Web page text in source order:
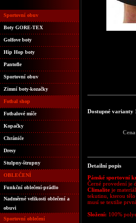
Sportovní obuv
Boty GORE-TEX
Golfove boty
Hip Hop boty
Pantofle
Sportovní obuv
Zimní boty-kozačky
Fotbal shop
Fotbalové míče
Kopačky
Chrániče
Dresy
Stulpny-štrupny
OBLEČENÍ
Funkční oblečení-prádlo
Nadměrné velikosti oblečení a
obuvi
Sportovní oblečení
Dostupné varianty
Detailní popis
Pánské sportovní
Černé provedení je
Climalite je
tekutinu, kterou
musí se textilie
Složení: 100%